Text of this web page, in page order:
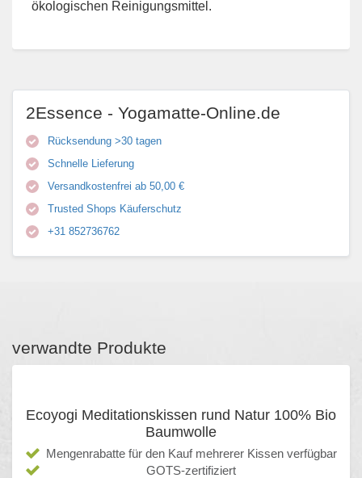
ökologischen Reinigungsmittel.
2Essence - Yogamatte-Online.de
Rücksendung >30 tagen
Schnelle Lieferung
Versandkostenfrei ab 50,00 €
Trusted Shops Käuferschutz
+31 852736762
verwandte Produkte
Ecoyogi Meditationskissen rund Natur 100% Bio
Baumwolle
Mengenrabatte für den Kauf mehrerer Kissen verfügbar
GOTS-zertifiziert